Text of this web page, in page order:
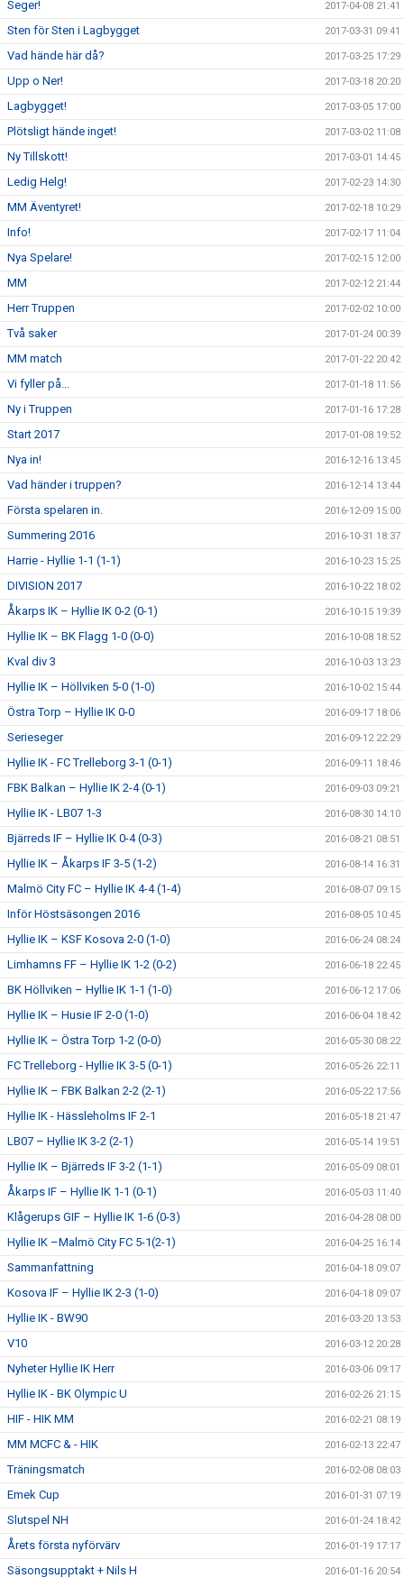
Seger! 2017-04-08 21:41
Sten för Sten i Lagbygget 2017-03-31 09:41
Vad hände här då? 2017-03-25 17:29
Upp o Ner! 2017-03-18 20:20
Lagbygget! 2017-03-05 17:00
Plötsligt hände inget! 2017-03-02 11:08
Ny Tillskott! 2017-03-01 14:45
Ledig Helg! 2017-02-23 14:30
MM Äventyret! 2017-02-18 10:29
Info! 2017-02-17 11:04
Nya Spelare! 2017-02-15 12:00
MM 2017-02-12 21:44
Herr Truppen 2017-02-02 10:00
Två saker 2017-01-24 00:39
MM match 2017-01-22 20:42
Vi fyller på... 2017-01-18 11:56
Ny i Truppen 2017-01-16 17:28
Start 2017 2017-01-08 19:52
Nya in! 2016-12-16 13:45
Vad händer i truppen? 2016-12-14 13:44
Första spelaren in. 2016-12-09 15:00
Summering 2016 2016-10-31 18:37
Harrie - Hyllie 1-1 (1-1) 2016-10-23 15:25
DIVISION 2017 2016-10-22 18:02
Åkarps IK – Hyllie IK 0-2 (0-1) 2016-10-15 19:39
Hyllie IK – BK Flagg 1-0 (0-0) 2016-10-08 18:52
Kval div 3 2016-10-03 13:23
Hyllie IK – Höllviken 5-0 (1-0) 2016-10-02 15:44
Östra Torp – Hyllie IK 0-0 2016-09-17 18:06
Serieseger 2016-09-12 22:29
Hyllie IK - FC Trelleborg 3-1 (0-1) 2016-09-11 18:46
FBK Balkan – Hyllie IK 2-4 (0-1) 2016-09-03 09:21
Hyllie IK - LB07 1-3 2016-08-30 14:10
Bjärreds IF – Hyllie IK 0-4 (0-3) 2016-08-21 08:51
Hyllie IK – Åkarps IF 3-5 (1-2) 2016-08-14 16:31
Malmö City FC – Hyllie IK 4-4 (1-4) 2016-08-07 09:15
Inför Höstsäsongen 2016 2016-08-05 10:45
Hyllie IK – KSF Kosova 2-0 (1-0) 2016-06-24 08:24
Limhamns FF – Hyllie IK 1-2 (0-2) 2016-06-18 22:45
BK Höllviken – Hyllie IK 1-1 (1-0) 2016-06-12 17:06
Hyllie IK – Husie IF 2-0 (1-0) 2016-06-04 18:42
Hyllie IK – Östra Torp 1-2 (0-0) 2016-05-30 08:22
FC Trelleborg - Hyllie IK 3-5 (0-1) 2016-05-26 22:11
Hyllie IK – FBK Balkan 2-2 (2-1) 2016-05-22 17:56
Hyllie IK - Hässleholms IF 2-1 2016-05-18 21:47
LB07 – Hyllie IK 3-2 (2-1) 2016-05-14 19:51
Hyllie IK – Bjärreds IF 3-2 (1-1) 2016-05-09 08:01
Åkarps IF – Hyllie IK 1-1 (0-1) 2016-05-03 11:40
Klågerups GIF – Hyllie IK 1-6 (0-3) 2016-04-28 08:00
Hyllie IK –Malmö City FC 5-1(2-1) 2016-04-25 16:14
Sammanfattning 2016-04-18 09:07
Kosova IF – Hyllie IK 2-3 (1-0) 2016-04-18 09:07
Hyllie IK - BW90 2016-03-20 13:53
V10 2016-03-12 20:28
Nyheter Hyllie IK Herr 2016-03-06 09:17
Hyllie IK - BK Olympic U 2016-02-26 21:15
HIF - HIK MM 2016-02-21 08:19
MM MCFC & - HIK 2016-02-13 22:47
Träningsmatch 2016-02-08 08:03
Emek Cup 2016-01-31 07:19
Slutspel NH 2016-01-24 18:42
Årets första nyförvärv 2016-01-19 17:17
Säsongsupptakt + Nils H 2016-01-16 20:54